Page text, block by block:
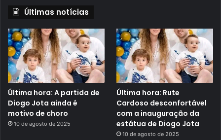
Últimas notícias
Última hora: A partida de
Diogo Jota ainda é
motivo de choro
10 de agosto de 2025
Última hora: Rute
Cardoso desconfortável
com a inauguração da
estátua de Diogo Jota
10 de agosto de 2025